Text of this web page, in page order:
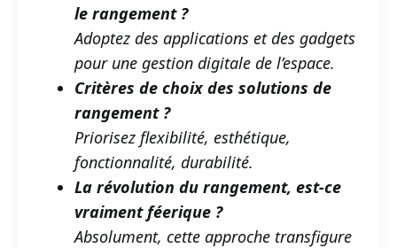
le rangement ?
Adoptez des applications et des gadgets
pour une gestion digitale de l’espace.
Critères de choix des solutions de
rangement ?
Priorisez flexibilité, esthétique,
fonctionnalité, durabilité.
La révolution du rangement, est-ce
vraiment féerique ?
Absolument, cette approche transfigure